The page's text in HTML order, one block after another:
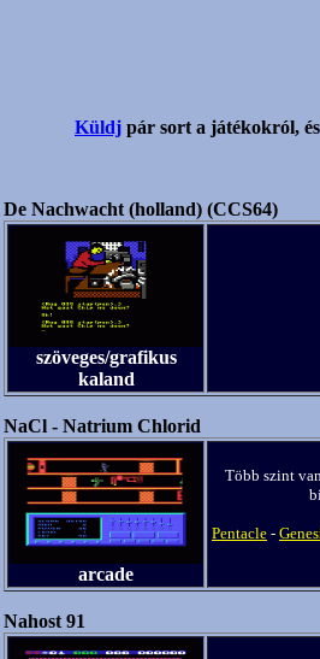
Küldj pár sort a játékokról,
De Nachwacht (holland) (CCS64)
szöveges/grafikus
kaland
NaCl - Natrium Chlorid
arcade
Több szint
Pentacle -
Nahost 91